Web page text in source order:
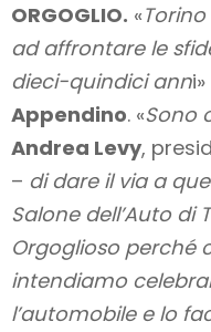
ORGOGLIO. «
ad affrontare le
dieci-quindici ann
Appendino. «Sono
Andrea Levy,
– di dare il via a
Salone dell’Auto di
Orgoglioso perché
intendiamo
l’automobile e lo